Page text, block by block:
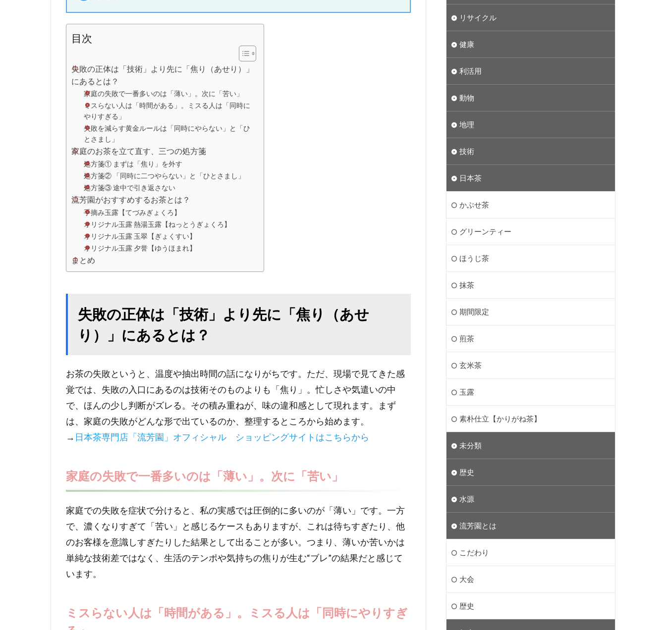
目次
失敗の正体は「技術」より先に「焦り（あせり）」
にあるとは？
家庭の失敗で一番多いのは「薄い」。次に「苦い」
ミスらない人は「時間がある」。ミスる人は「同時に
やりすぎる」
失敗を減らす黄金ルールは「同時にやらない」と「ひ
とさまし」
家庭のお茶を立て直す、三つの処方箋
処方箋① まずは「焦り」を外す
処方箋② 「同時に二つやらない」と「ひとさまし」
処方箋③ 途中で引き返さない
流芳園がおすすめするお茶とは？
手摘み玉露【てづみぎょくろ】
オリジナル玉露 熱湯玉露【ねっとうぎょくろ】
オリジナル玉露 玉翠【ぎょくすい】
オリジナル玉露 夕誉【ゆうほまれ】
まとめ
失敗の正体は「技術」より先に「焦り（あせ
り）」にあるとは？
お茶の失敗というと、温度や抽出時間の話になりがちです。ただ、現場で見てきた感
覚では、失敗の入口にあるのは技術そのものよりも「焦り」。忙しさや気遣いの中
で、ほんの少し判断がズレる。その積み重ねが、味の違和感として現れます。まず
は、家庭の失敗がどんな形で出ているのか、整理するところから始めます。
→ 日本茶専門店「流芳園」オフィシャル ショッピングサイトはこちらから
家庭の失敗で一番多いのは「薄い」。次に「苦い」
家庭での失敗を症状で分けると、私の実感では圧倒的に多いのが「薄い」です。一方
で、濃くなりすぎて「苦い」と感じるケースもありますが、これは待ちすぎたり、他
のお客様を意識しすぎたりした結果として出ることが多い。つまり、薄いか苦いかは
単純な技術差ではなく、生活のテンポや気持ちの焦りが生む“ブレ”の結果だと感じて
います。
ミスらない人は「時間がある」。ミスる人は「同時にやりすぎ
リサイクル
健康
利活用
動物
地理
技術
日本茶
かぶせ茶
グリーンティー
ほうじ茶
抹茶
期間限定
煎茶
玄米茶
玉露
素朴仕立【かりがね茶】
未分類
歴史
水源
流芳園とは
こだわり
大会
歴史